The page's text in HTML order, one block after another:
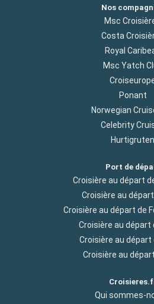
Nos
Msc
Costa
Royal
Msc Yatch
Ponant
Norwegian
Celebrity
Hurtigruten
Port de
Croisière au départ
Croisière au
Croisière au départ de
Croisière au départ
Croisière au départ
Croisière au
Qui sommes-